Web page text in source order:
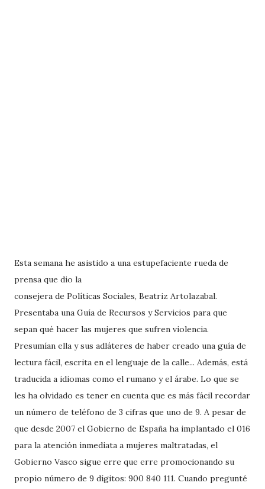
Esta semana he asistido a una estupefaciente rueda de
prensa que dio la
consejera de Políticas Sociales, Beatriz Artolazabal.
Presentaba una Guía de Recursos y Servicios para que
sepan qué hacer las mujeres que sufren violencia.
Presumían ella y sus adláteres de haber creado una guía de
lectura fácil, escrita en el lenguaje de la calle... Además, está
traducida a idiomas como el rumano y el árabe. Lo que se
les ha olvidado es tener en cuenta que es más fácil recordar
un número de teléfono de 3 cifras que uno de 9. A pesar de
que desde 2007 el Gobierno de España ha implantado el 016
para la atención inmediata a mujeres maltratadas, el
Gobierno Vasco sigue erre que erre promocionando su
propio número de 9 dígitos: 900 840 111. Cuando pregunté